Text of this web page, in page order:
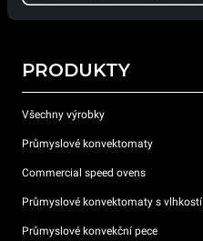
PRODUKTY
Všechny výrobky
Průmyslové konvektomaty
Commercial speed ovens
Průmyslové konvektomaty s vlhkostí
Průmyslové konvekční pece